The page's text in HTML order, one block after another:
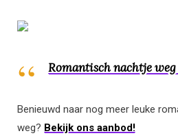
Romantisch nachtje
Benieuwd naar nog meer leuke
weg? Bekijk ons aanbod!